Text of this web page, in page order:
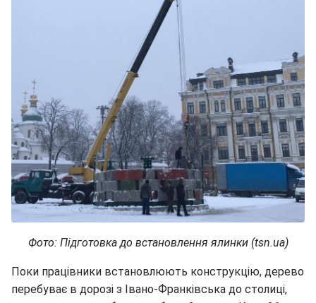
Фото: Підготовка до встановлення ялинки (tsn.ua)
Поки працівники встановлюють конструкцію, дерево
перебуває в дорозі з Івано-Франківська до столиці,